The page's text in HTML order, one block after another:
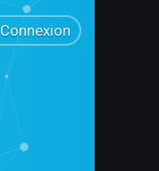
Connexion